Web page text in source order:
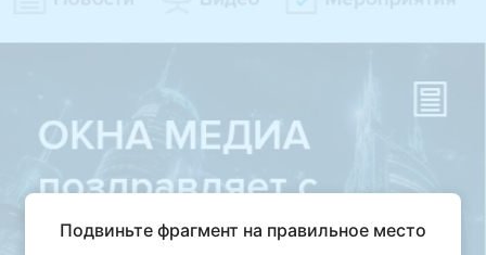
Подвиньте фрагмент на правильное место